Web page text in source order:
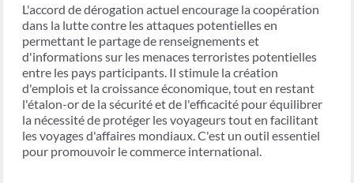
L'accord de dérogation actuel encourage la coopération
dans la lutte contre les attaques potentielles en
permettant le partage de renseignements et
d'informations sur les menaces terroristes potentielles
entre les pays participants. Il stimule la création
d'emplois et la croissance économique, tout en restant
l'étalon-or de la sécurité et de l'efficacité pour équilibrer
la nécessité de protéger les voyageurs tout en facilitant
les voyages d'affaires mondiaux. C'est un outil essentiel
pour promouvoir le commerce international.